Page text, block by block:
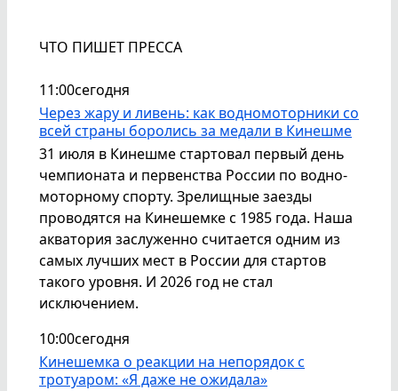
ЧТО ПИШЕТ ПРЕССА
11:00сегодня
Через жару и ливень: как водномоторники со
всей страны боролись за медали в Кинешме
31 июля в Кинешме стартовал первый день
чемпионата и первенства России по водно-
моторному спорту. Зрелищные заезды
проводятся на Кинешемке с 1985 года. Наша
акватория заслуженно считается одним из
самых лучших мест в России для стартов
такого уровня. И 2026 год не стал
исключением.
10:00сегодня
Кинешемка о реакции на непорядок с
тротуаром: «Я даже не ожидала»